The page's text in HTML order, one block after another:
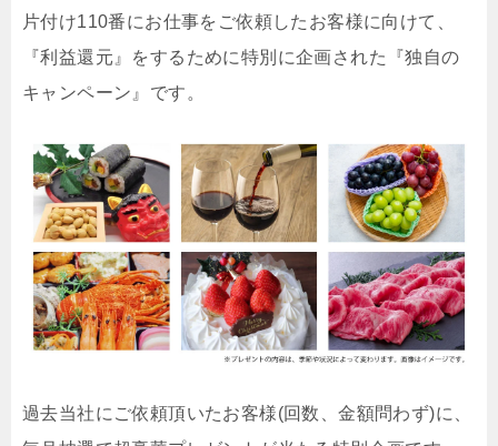
片付け110番にお仕事をご依頼したお客様に向けて、
『利益還元』をするために特別に企画された『独自の
キャンペーン』です。
過去当社にご依頼頂いたお客様(回数、金額問わず)に、